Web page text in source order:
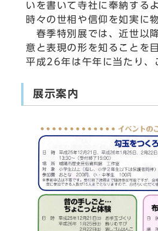
いを書いて寺社に奉納する
時々の世相や信仰を如実に
春季特別展では、近世以
意と表現の形を知ることを
平成26年は午年に当たり、
展示案内